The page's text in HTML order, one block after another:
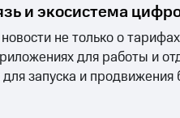
и экосистема
не только о
для работы и
для запуска и